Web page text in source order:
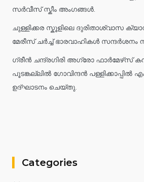
സർവീസ് സ്കീം അംഗങ്ങൾ.
ചുള്ളിക്കര സ്കൂളിലെ ദുരിതാശ്വാസ
മേരീസ് ചർച്ച് ഭാരവാഹികൾ സന്ദർശനം
ഗ്രീൻ ചന്ദ്രഗിരി അഗ്രോ ഫാർമേഴ്‌സ്
പൂടങ്കല്ലിൽ ഗോവിന്ദൻ
ഉദ്ഘാടനം ചെയ്തു.
Categories